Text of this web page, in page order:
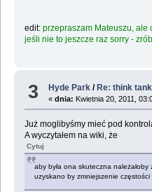
edit: przepraszam Mateuszu, ale
jeśli nie to jeszcze raz sorry - zrób
3 Hyde Park / Re: think
«dnia: Kwietnia 20, 2011,
Już moglibyśmy mieć pod
A wyczytałem na wiki, że
Cytuj
aby była ona skuteczna
uzyskano by zmniejszenie